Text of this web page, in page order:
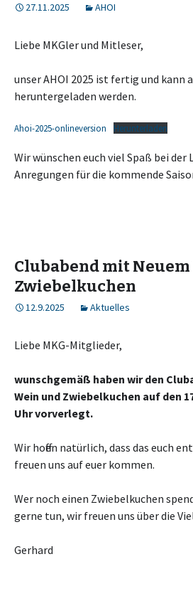
27.11.2025 AHOI
Liebe MKGler und Mitleser,
unser AHOI 2025 ist fertig und kann
heruntergeladen werden.
Ahoi-2025-onlineversion Herunterladen
Wir wünschen euch viel Spaß bei der
Anregungen für die kommende
Clubabend mit
Zwiebelkuchen
12.9.2025 Aktuelles
Liebe MKG-Mitglieder,
wunschgemäß haben wir den
Wein und Zwiebelkuchen auf den
Uhr vorverlegt.
Wir hoffen natürlich, dass das euch
freuen uns auf euer kommen.
Wer noch einen Zwiebelkuchen
gerne tun, wir freuen uns über die
Gerhard